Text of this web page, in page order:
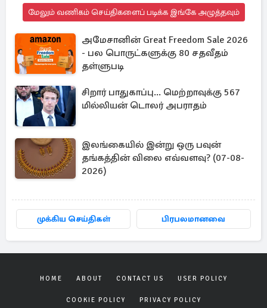
மேலும் வணிகம் செய்திகளைப் படிக்க இங்கே அழுத்தவும்
அமேசானின் Great Freedom Sale 2026
- பல பொருட்களுக்கு 80 சதவீதம்
தள்ளுபடி
சிறார் பாதுகாப்பு... மெற்றாவுக்கு 567
மில்லியன் டொலர் அபராதம்
இலங்கையில் இன்று ஒரு பவுன்
தங்கத்தின் விலை எவ்வளவு? (07-08-
2026)
முக்கிய செய்திகள் பிரபலமானவை
HOME ABOUT CONTACT US USER POLICY
COOKIE POLICY PRIVACY POLICY